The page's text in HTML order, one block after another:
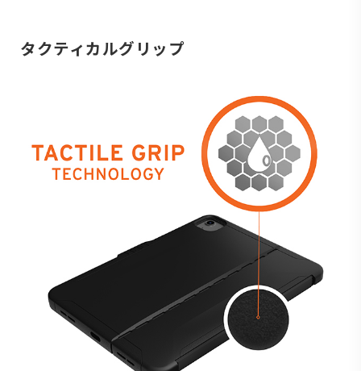
タクティカルグリップ